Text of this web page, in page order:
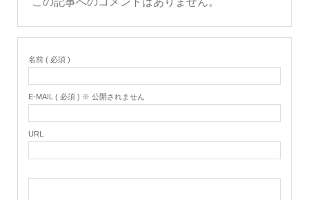
名前 ( 必須 )
E-MAIL ( 必須 ) ※ 公開されません
URL